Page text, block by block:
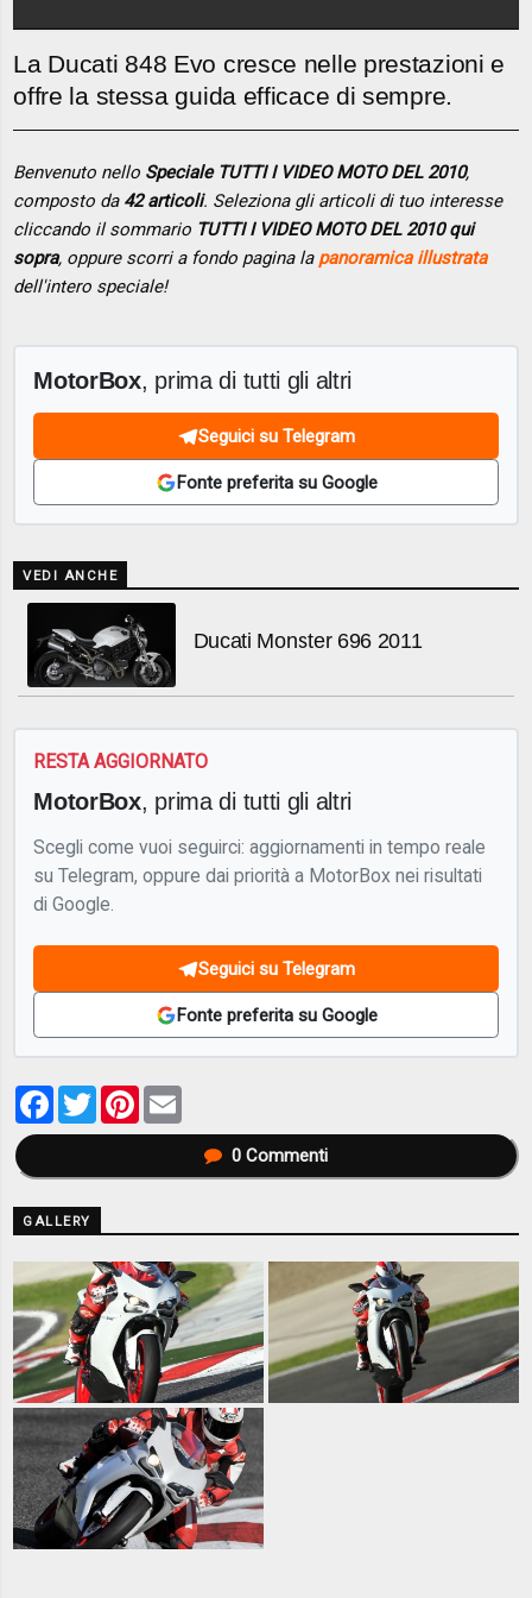
La Ducati 848 Evo cresce nelle prestazioni e
offre la stessa guida efficace di sempre.
Benvenuto nello Speciale TUTTI I VIDEO MOTO DEL 2010,
composto da 42 articoli. Seleziona gli articoli di tuo interesse
cliccando il sommario TUTTI I VIDEO MOTO DEL 2010 qui
sopra, oppure scorri a fondo pagina la panoramica illustrata
dell'intero speciale!
MotorBox, prima di tutti gli altri
Seguici su Telegram
Fonte preferita su Google
VEDI ANCHE
Ducati Monster 696 2011
RESTA AGGIORNATO
MotorBox, prima di tutti gli altri
Scegli come vuoi seguirci: aggiornamenti in tempo reale
su Telegram, oppure dai priorità a MotorBox nei risultati
di Google.
Seguici su Telegram
Fonte preferita su Google
Facebook
TwitterPinterest
0Commenti
GALLERY